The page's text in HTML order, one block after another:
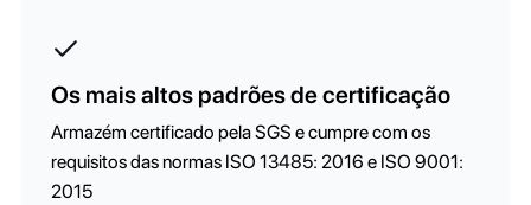
Os mais altos padrões de certificação
Armazém certificado pela SGS e cumpre com os
requisitos das normas ISO 13485: 2016 e ISO 9001:
2015